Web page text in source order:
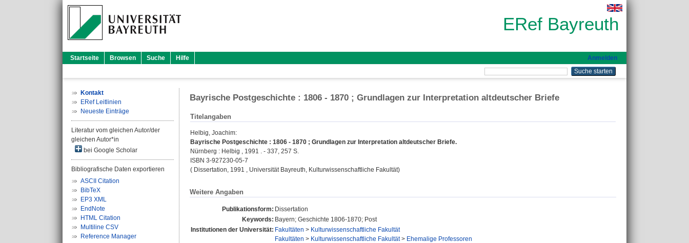
ERef Bayreuth
Startseite Browsen Suche Hilfe Anmelden
Kontakt
ERef Leitlinien
Neueste Einträge
Literatur vom gleichen Autor/der
gleichen Autor*in
bei Google Scholar
Bibliografische Daten exportieren
ASCII Citation
BibTeX
EP3 XML
EndNote
HTML Citation
Multiline CSV
Reference Manager
Bayrische Postgeschichte : 1806 - 1870 ; Grundlagen zur Interpretation altdeutscher Briefe
Titelangaben
Helbig, Joachim:
Bayrische Postgeschichte : 1806 - 1870 ; Grundlagen zur Interpretation altdeutscher Briefe.
Nürnberg : Helbig , 1991 . - 337, 257 S.
ISBN 3-927230-05-7
( Dissertation, 1991 , Universität Bayreuth, Kulturwissenschaftliche Fakultät)
Weitere Angaben
Publikationsform: Dissertation
Keywords: Bayern; Geschichte 1806-1870; Post
Institutionen der Universität: Fakultäten > Kulturwissenschaftliche Fakultät
Fakultäten > Kulturwissenschaftliche Fakultät> Ehemalige Professoren